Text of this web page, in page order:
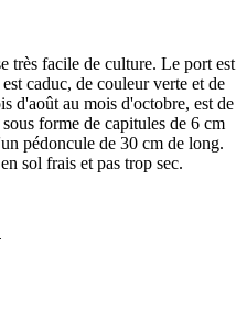
très facile de culture. Le port est
caduc, de couleur verte et de
d'août au mois d'octobre, est de
forme de capitules de 6 cm
pédoncule de 30 cm de long.
sol frais et pas trop sec.